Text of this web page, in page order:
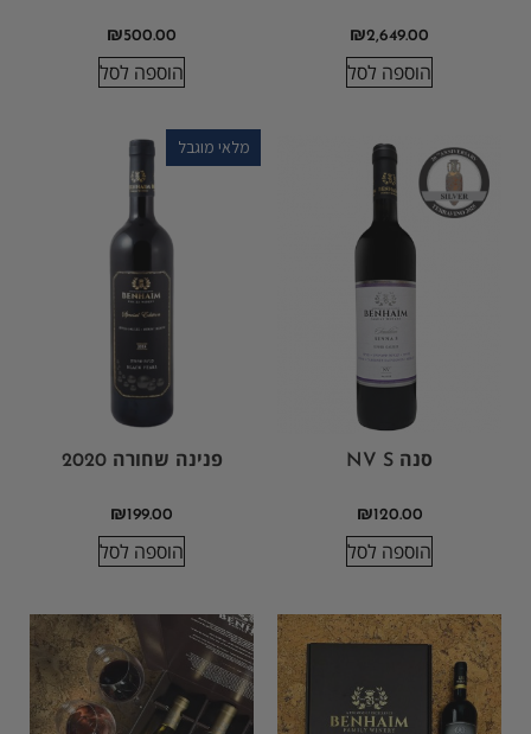
₪2,649.00
הוספה לסל
₪500.00
הוספה לסל
סנה NV S
₪120.00
הוספה לסל
מלאי מוגבל
פנינה שחורה 2020
₪199.00
הוספה לסל